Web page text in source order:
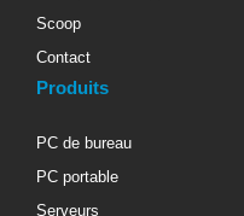
Scoop
Contact
Produits
PC de bureau
PC portable
Serveurs